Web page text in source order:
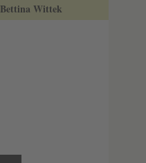
Bettina Wittek